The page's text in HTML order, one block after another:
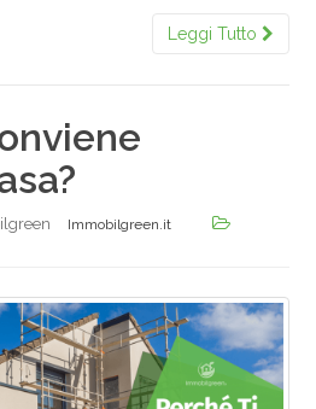
Leggi Tutto
Immobilgreen.it